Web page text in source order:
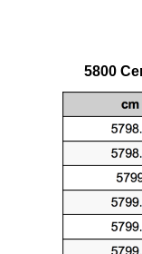
5800